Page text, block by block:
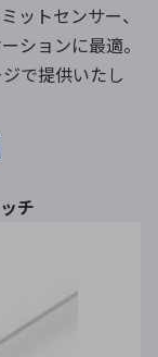
ットセンサー、
ションに最適。
で提供いたし
チ